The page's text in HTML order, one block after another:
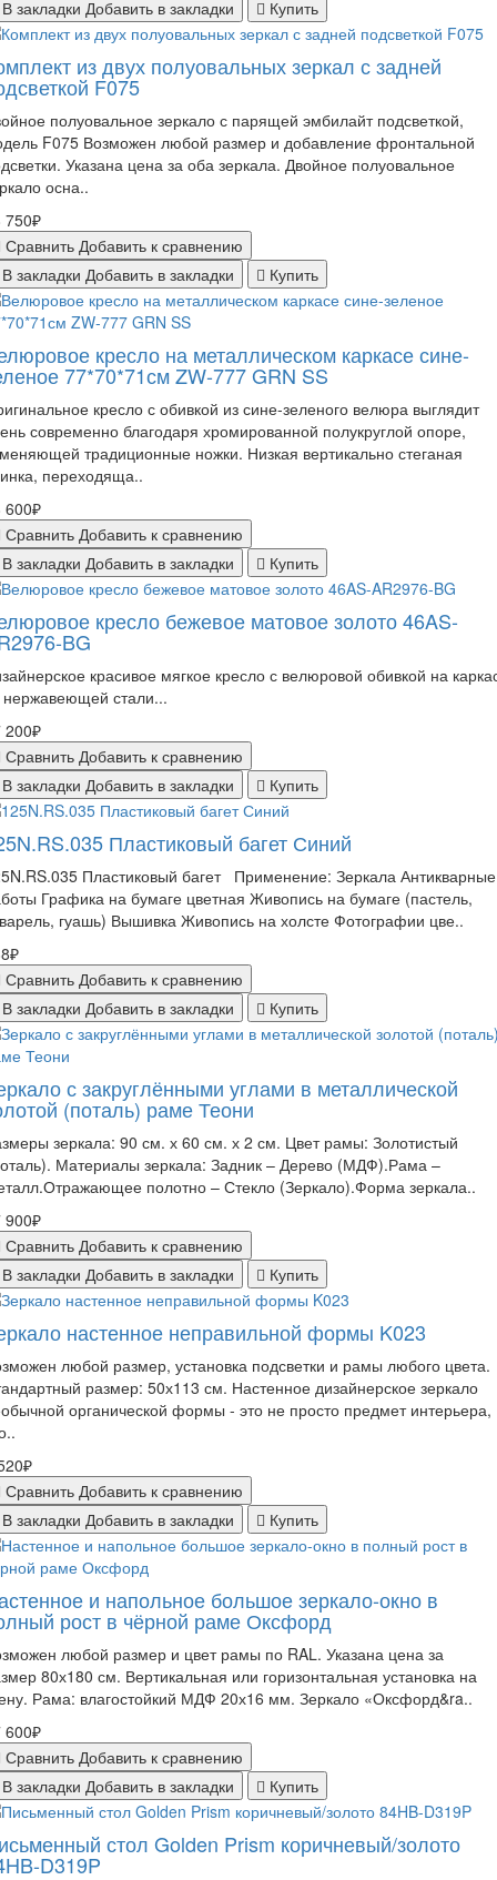
закладки Добавить в закладки Купить
из двух полуовальных зеркал с задней
F075
полуовальное зеркало с парящей эмбилайт подсветкой,
F075 Возможен любой размер и добавление фронтальной
Указана цена за оба зеркала. Двойное полуовальное
осна..
750₽
Сравнить Добавить к сравнению
закладки Добавить в закладки Купить
кресло на металлическом каркасе сине-
77*70*71см ZW-777 GRN SS
кресло с обивкой из сине-зеленого велюра выглядит
современно благодаря хромированной полукруглой опоре,
традиционные ножки. Низкая вертикально стеганая
переходяща..
600₽
Сравнить Добавить к сравнению
закладки Добавить в закладки Купить
кресло бежевое матовое золото 46AS-
BG
красивое мягкое кресло с велюровой обивкой на
нержавеющей стали...
200₽
Сравнить Добавить к сравнению
закладки Добавить в закладки Купить
Пластиковый багет Синий
Пластиковый багет Применение: Зеркала Антикварные
Графика на бумаге цветная Живопись на бумаге (пастель,
гуашь) Вышивка Живопись на холсте Фотографии цве..
Сравнить Добавить к сравнению
закладки Добавить в закладки Купить
с закруглёнными углами в металлической
(поталь) раме Теони
зеркала: 90 см. х 60 см. х 2 см. Цвет рамы: Золотистый
Материалы зеркала: Задник – Дерево (МДФ).Рама –
полотно – Стекло (Зеркало).Форма зеркала..
900₽
Сравнить Добавить к сравнению
закладки Добавить в закладки Купить
настенное неправильной формы K023
любой размер, установка подсветки и рамы любого цвета.
размер: 50х113 см. Настенное дизайнерское зеркало
органической формы - это не просто предмет интерьера,
Сравнить Добавить к сравнению
закладки Добавить в закладки Купить
и напольное большое зеркало-окно в
рост в чёрной раме Оксфорд
любой размер и цвет рамы по RAL. Указана цена за
80х180 см. Вертикальная или горизонтальная установка на
Рама: влагостойкий МДФ 20х16 мм. Зеркало «Оксфорд&ra..
600₽
Сравнить Добавить к сравнению
закладки Добавить в закладки Купить
стол Golden Prism коричневый/золото
D319P